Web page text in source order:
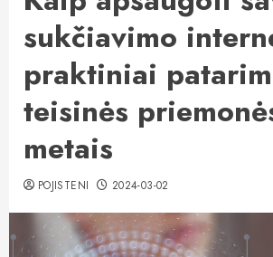
sukčiavimo
praktiniai
teisinės
metais
POJISTENI 2024-03-02